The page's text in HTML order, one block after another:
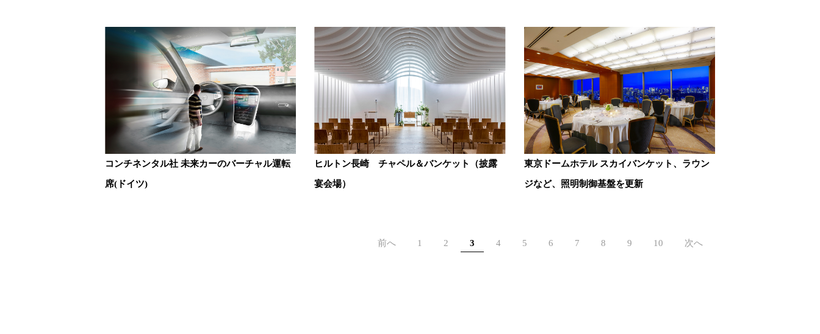
コンチネンタル社 未来カーのバーチャル運転
席(ドイツ)
ヒルトン長崎 チャペル＆バンケット（披露
宴会場）
東京ドームホテル スカイバンケット、ラウン
ジなど、照明制御基盤を更新
前へ 1 2 3 4 5 6 7 8 9 10 次へ